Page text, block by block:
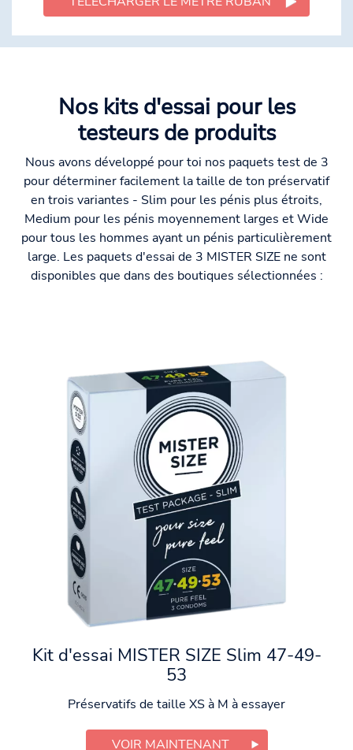
Nos kits d'essai pour les
testeurs de produits
Nous avons développé pour toi nos paquets test de 3
pour déterminer facilement la taille de ton préservatif
en trois variantes - Slim pour les pénis plus étroits,
Medium pour les pénis moyennement larges et Wide
pour tous les hommes ayant un pénis particulièrement
large. Les paquets d'essai de 3 MISTER SIZE ne sont
disponibles que dans des boutiques sélectionnées :
Kit d'essai MISTER SIZE Slim 47-49-
53
Préservatifs de taille XS à M à essayer
VOIR MAINTENANT